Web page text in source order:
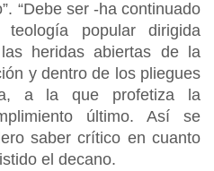
“Debe ser -ha continuado
popular dirigida
heridas abiertas de la
y dentro de los pliegues
a la que profetiza la
último. Así se
saber crítico en cuanto
el decano.